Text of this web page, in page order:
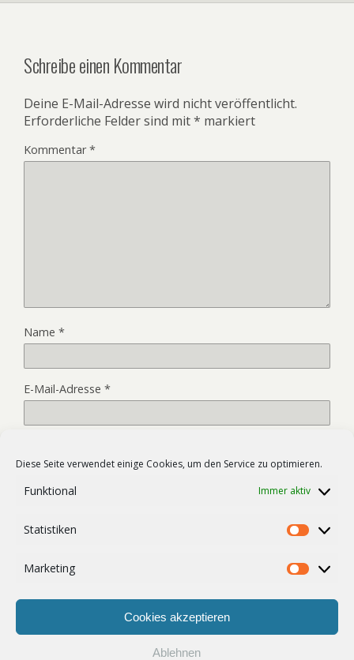
Diese Seite verwendet einige Cookies, um den Service zu optimieren.
Funktional Immer aktiv
Statistiken
Marketing
Cookies akzeptieren
Ablehnen
Schreibe einen Kommentar
Deine E-Mail-Adresse wird nicht veröffentlicht.
Erforderliche Felder sind mit* markiert
Kommentar*
Name *
E-Mail-Adresse *
meinen nächsten Kommentar speichern.
Zum Seitenanfang